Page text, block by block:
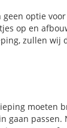
optie
op en
zullen wij
moeten
gaan passen.